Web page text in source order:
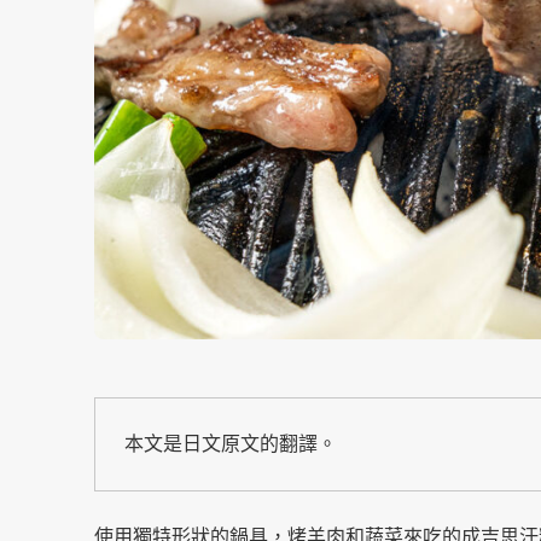
本文是日文原文的翻譯。
使用獨特形狀的鍋具，烤羊肉和蔬菜來吃的成吉思